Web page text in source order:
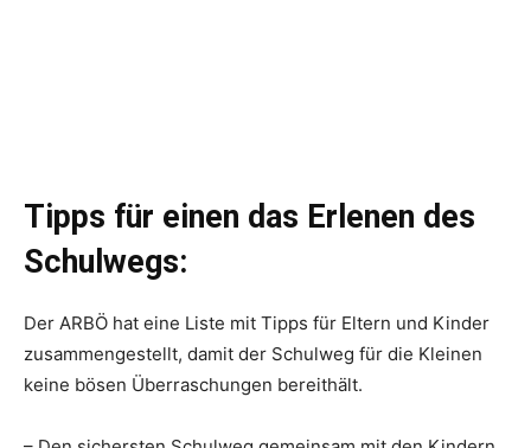
Tipps für einen das Erlenen des
Schulwegs:
Der ARBÖ hat eine Liste mit Tipps für Eltern und Kinder
zusammengestellt, damit der Schulweg für die Kleinen
keine bösen Überraschungen bereithält.